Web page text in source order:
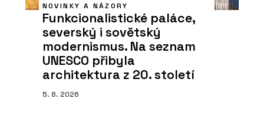
NOVINKY A NÁZORY
Funkcionalistické paláce,
severský i sovětský
modernismus. Na seznam
UNESCO přibyla
architektura z 20. století
5. 8. 2026